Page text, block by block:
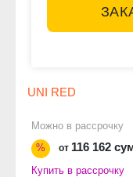
UNI RED
Можно в рассрочку
%
от 116 162
Купить в рассрочку